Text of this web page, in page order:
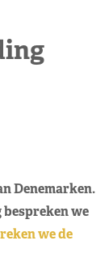
Denemarken.
we
we de